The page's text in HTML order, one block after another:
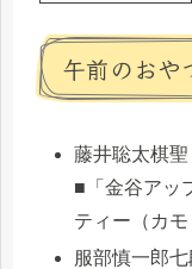
午前のおや
藤井聡太棋聖
■「金谷アッ
ティー（カモ
服部慎一郎